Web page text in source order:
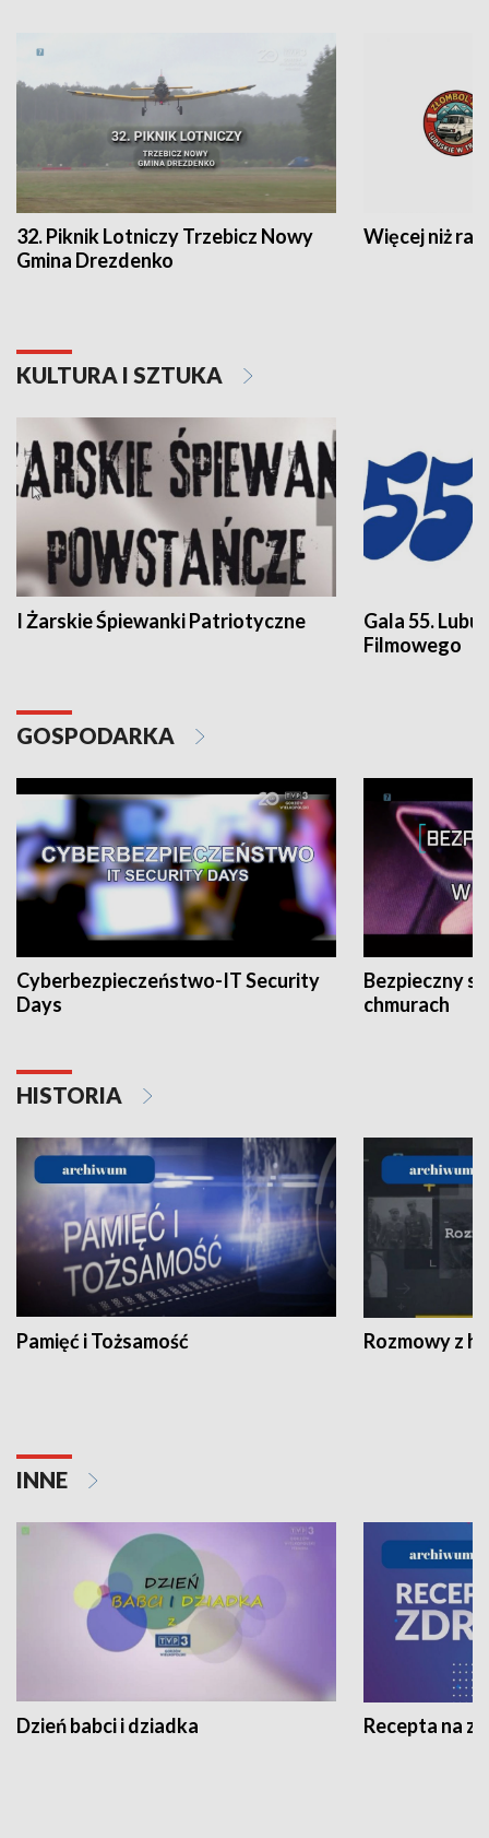
32. Piknik Lotniczy Trzebicz Nowy
Gmina Drezdenko
Więcej niż rajd
KULTURA I SZTUKA
I Żarskie Śpiewanki Patriotyczne
Gala 55.
Filmowego
GOSPODARKA
Cyberbezpieczeństwo-IT Security
Days
Bezpieczny
chmurach
HISTORIA
Pamięć i Tożsamość Rozmowy z
INNE
Dzień babci i dziadka Recepta na